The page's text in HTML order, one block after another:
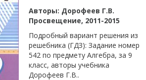
Авторы: Дорофеев Г.В.
Просвещение, 2011-2015
Подробный вариант решения из
решебника (ГДЗ): Задание номер
542 по предмету Алгебра, за 9
класс, авторы учебника
Дорофеев Г.В..